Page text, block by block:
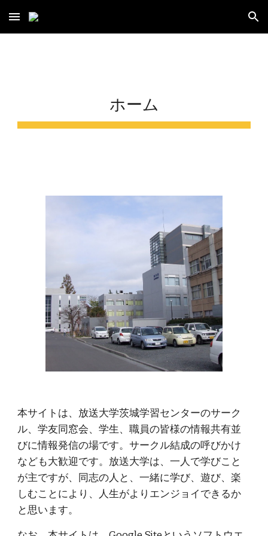
Skip to main content Skip to navigation
ホーム
本サイトは、放送大学茨城学習センターのサーク
ル、学友同窓会、学生、職員の皆様の情報共有並
びに情報発信の場です。サークル結成の呼びかけ
なども大歓迎です。放送大学は、一人で学びこと
が主ですが、同志の人と、一緒に学び、遊び、楽
しむことにより、人生がよりエンジョイできるか
と思います。